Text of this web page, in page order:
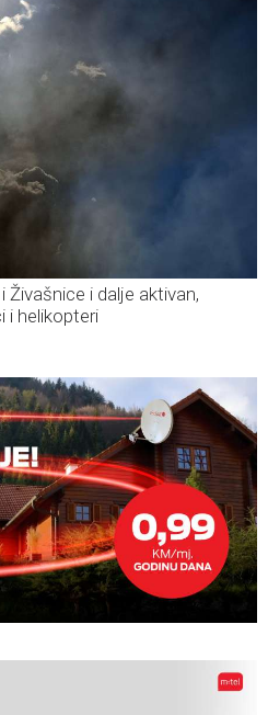
Živašnice i dalje aktivan,
i helikopteri